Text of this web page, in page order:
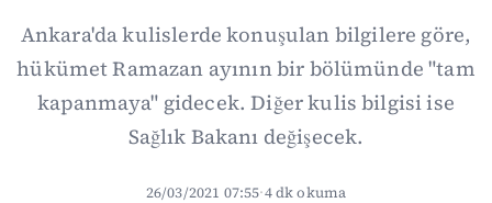
Ankara'da kulislerde konuşulan bilgilere göre,
hükümet Ramazan ayının bir bölümünde "tam
kapanmaya" gidecek. Diğer kulis bilgisi ise
Sağlık Bakanı değişecek.
26/03/2021 07:55·4 dk okuma